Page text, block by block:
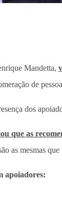
Mandetta,
de
dos
que as
as mesmas
apoiadores: